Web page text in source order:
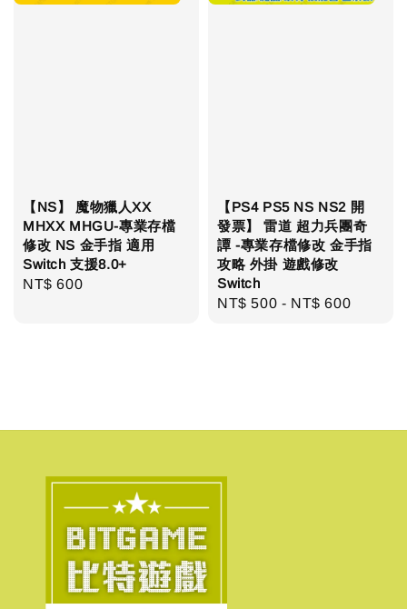
【NS】 魔物獵人XX
MHXX MHGU-專業存檔
修改 NS 金手指 適用
Switch 支援8.0+
Regular
NT$ 600
【PS4 PS5 NS NS2 開
發票】 雷道 超力兵團奇
譚 -專業存檔修改 金手指
攻略 外掛 遊戲修改
Switch
Regular
NT$ 500 - NT$ 600